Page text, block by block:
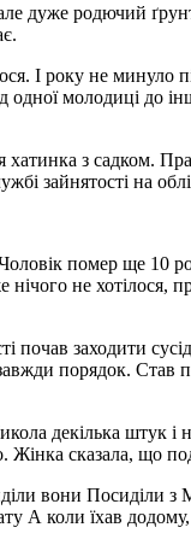
дуже родючий
І року не минуло
одної молодиці до
з садком.
зайнятості на
помер ще 10
нічого не
почав заходити
порядок. Став
декілька штук
Жінка сказала, що
вони
А коли їхав додому,